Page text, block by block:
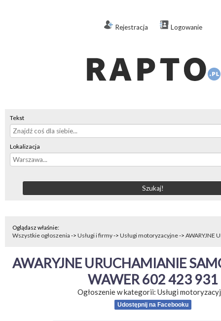
Rejestracja Logowanie
Tekst
Lokalizacja
Oglądasz właśnie:
Wszystkie ogłoszenia -> Usługi i firmy-> Usługi motoryzacyjne-> AWARYJNE
AWARYJNE URUCHAMIANIE
WAWER 602 423 931
Ogłoszenie w kategorii: Usługi
Udostępnij na Facebooku